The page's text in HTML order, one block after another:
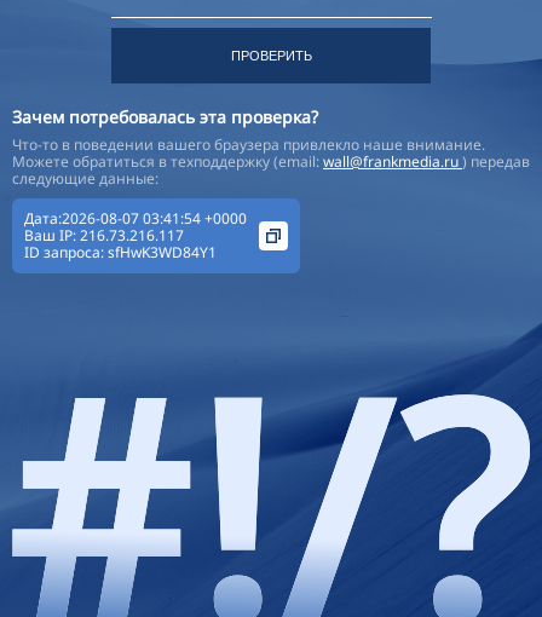
ПРОВЕРИТЬ
Зачем потребовалась эта проверка?
Что-то в поведении вашего браузера привлекло наше внимание.
Можете обратиться в техподдержку (email:wall@frankmedia.ru) передав
следующие данные:
Дата:2026-08-07 03:41:54 +0000
Ваш IP:216.73.216.117
ID запроса:sfHwK3WD84Y1